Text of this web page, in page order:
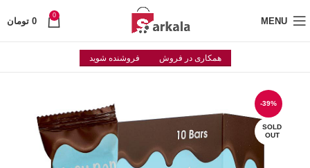
MENU
0
0 تومان
همکاری در فروش فروشنده شوید
-39%
SOLD
OUT